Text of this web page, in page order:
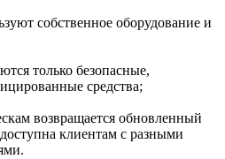
собственное оборудование и
только безопасные,
средства;
возвращается обновленный
клиентам с разными